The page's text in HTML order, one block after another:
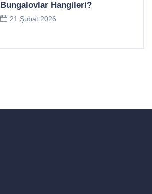
Bungalovlar Hangileri?
21 Şubat 2026